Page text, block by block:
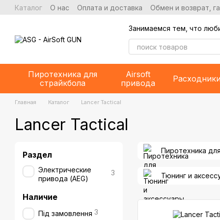
Перейти к основному контенту
Каталог О нас Оплата и доставка Обмен и возврат,
Занимаемся тем, что
Пиротехника для
страйкбола
Airsoft
привода
Главная Каталог Lancer Tactical
Lancer Tactical
Пиротехника
Тюнинг и
Раздел
Электрические
привода (AEG)
3
Наличие
Під замовлення 3